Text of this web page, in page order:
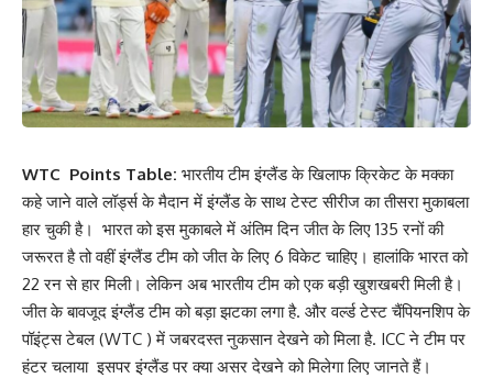
WTC Points Table: भारतीय टीम इंग्लैंड के खिलाफ क्रिकेट के मक्का
कहे जाने वाले लॉर्ड्स के मैदान में इंग्लैंड के साथ टेस्ट सीरीज का तीसरा मुकाबला
हार चुकी है। भारत को इस मुकाबले में अंतिम दिन जीत के लिए 135 रनों की
जरूरत है तो वहीं इंग्लैंड टीम को जीत के लिए 6 विकेट चाहिए। हालांकि भारत को
22 रन से हार मिली। लेकिन अब भारतीय टीम को एक बड़ी खुशखबरी मिली है।
जीत के बावजूद इंग्लैंड टीम को बड़ा झटका लगा है. और वर्ल्ड टेस्ट चैंपियनशिप के
पॉइंट्स टेबल (WTC ) में जबरदस्त नुकसान देखने को मिला है. ICC ने टीम पर
हंटर चलाया इसपर इंग्लैंड पर क्या असर देखने को मिलेगा लिए जानते हैं।